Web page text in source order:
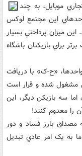
موبايل، به چند
اين مجتمع لوکس
ميزان پرداختي بسيار
برتر براي بازيکنان باشگاه
«ح-ک» با دريافت
مشغول شده و قرار است
سه بازيکن ديگر، اين
را معدوم کنند!
مصداق بارز فساد و دور
به يک امر عادي تبديل